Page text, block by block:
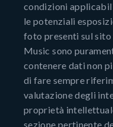
condizioni
le potenziali
foto presenti sul
Music sono
contenere dati non
di fare sempre
valutazione degli
proprietà
sezione pertinente